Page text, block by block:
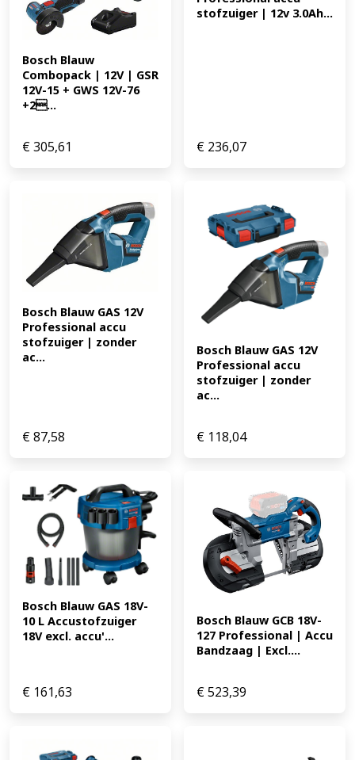
Bosch Blauw
Combopack | 12V | GSR
12V-15 + GWS 12V-76
+2...
€305,61
stofzuiger | 12v 3.0Ah...
€ 236,07
Bosch Blauw GAS 12V
Professional accu
stofzuiger | zonder
ac...
€87,58
Bosch Blauw GAS 12V
Professional accu
stofzuiger | zonder
ac...
€ 118,04
Bosch Blauw GAS 18V-
10 L Accustofzuiger
18V excl. accu'...
€ 161,63
Bosch Blauw GCB 18V-
127 Professional | Accu
Bandzaag | Excl....
€523,39